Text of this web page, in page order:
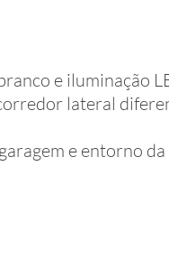
e iluminação
lateral
e entorno